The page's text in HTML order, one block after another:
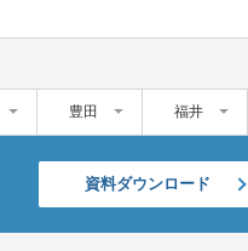
豊田 福井
資料ダウンロード